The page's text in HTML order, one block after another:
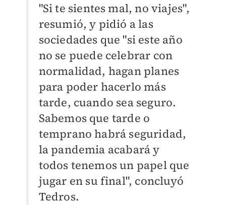
"Si te sientes mal, no viajes",
resumió, y pidió a las
sociedades que "si este año
no se puede celebrar con
normalidad, hagan planes
para poder hacerlo más
tarde, cuando sea seguro.
Sabemos que tarde o
temprano habrá seguridad,
la pandemia acabará y
todos tenemos un papel que
jugar en su final", concluyó
Tedros.